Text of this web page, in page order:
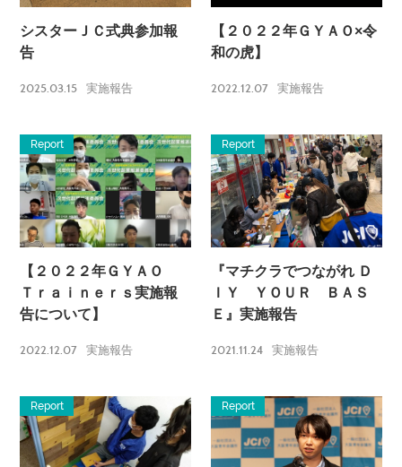
シスターＪＣ式典参加報
告
2025.03.15 実施報告
【２０２２年ＧＹＡＯ×令
和の虎】
2022.12.07 実施報告
Report
【２０２２年ＧＹＡＯ
Ｔｒａｉｎｅｒｓ実施報
告について】
2022.12.07 実施報告
Report
『マチクラでつながれ Ｄ
ＩＹ ＹＯＵＲ ＢＡＳ
Ｅ』実施報告
2021.11.24 実施報告
Report Report